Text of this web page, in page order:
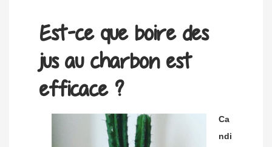
Est-ce que boire des
jus au charbon est
efficace ?
Ca
ndi